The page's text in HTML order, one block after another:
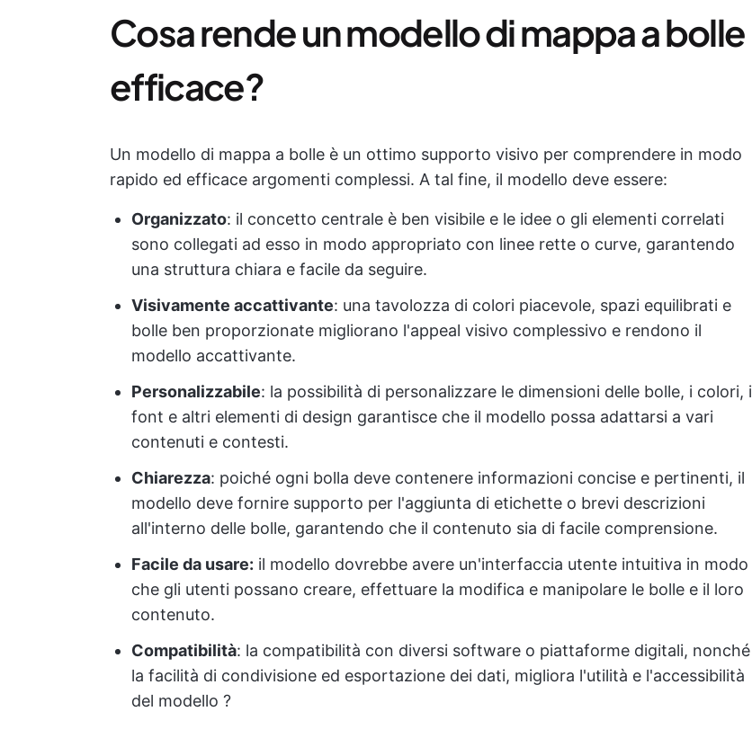
Cosa rende un modello di mappa a bolle
efficace?
Un modello di mappa a bolle è un ottimo supporto visivo per comprendere in modo
rapido ed efficace argomenti complessi. A tal fine, il modello deve essere:
Organizzato: il concetto centrale è ben visibile e le idee o gli elementi correlati
sono collegati ad esso in modo appropriato con linee rette o curve, garantendo
una struttura chiara e facile da seguire.
Visivamente accattivante: una tavolozza di colori piacevole, spazi equilibrati e
bolle ben proporzionate migliorano l'appeal visivo complessivo e rendono il
modello accattivante.
Personalizzabile: la possibilità di personalizzare le dimensioni delle bolle, i colori, i
font e altri elementi di design garantisce che il modello possa adattarsi a vari
contenuti e contesti.
Chiarezza: poiché ogni bolla deve contenere informazioni concise e pertinenti, il
modello deve fornire supporto per l'aggiunta di etichette o brevi descrizioni
all'interno delle bolle, garantendo che il contenuto sia di facile comprensione.
Facile da usare: il modello dovrebbe avere un'interfaccia utente intuitiva in modo
che gli utenti possano creare, effettuare la modifica e manipolare le bolle e il loro
contenuto.
Compatibilità: la compatibilità con diversi software o piattaforme digitali, nonché
la facilità di condivisione ed esportazione dei dati, migliora l'utilità e l'accessibilità
del modello ?